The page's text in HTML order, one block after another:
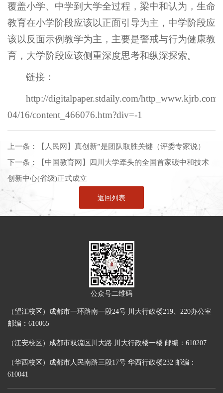
覆盖小学、中学到大学全过程，梁中和认为，生命
教育在小学阶段应该以正面引导为主，中学阶段应
该以反面示例教学为主，主要是警戒与行为健康教
育，大学阶段应该侧重深度思考和纵深探索。
链接：
http://digitalpaper.stdaily.com/
04/16/content_466076.htm?div=-1
上一条：
【人民网】真创新”是团队取胜关键（评委专家说）
下一条：
【中国教育网】四川大学牵头的全国首家碳中和技术
创新中心(省级)正式成立
返回列表
公众号二维码
（望江校区）成都市一环路南一段24号 川大行政楼219、220办公室
邮编：610065
（江安校区）成都市双流区川大路 川大行政楼一楼 邮编：610207
（华西校区）成都市人民南路三段17号 华西行政楼232 邮编：
610041